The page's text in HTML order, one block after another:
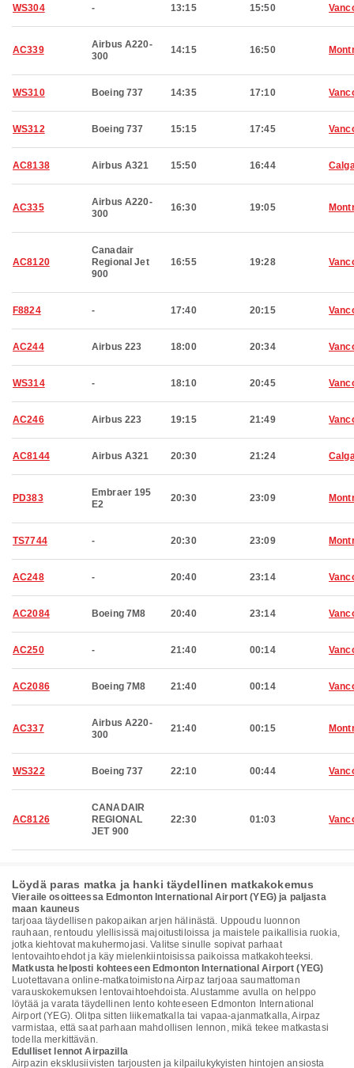
WS304 - 13:15 15:50
AC339
Airbus A220-
300
14:15 16:50
WS310 Boeing 737 14:35 17:10
WS312 Boeing 737 15:15 17:45
AC8138 Airbus A321 15:50 16:44
AC335
Airbus A220-
300
16:30 19:05
AC8120
Canadair
Regional Jet
900
16:55 19:28
F8824 - 17:40 20:15
AC244 Airbus 223 18:00 20:34
WS314 - 18:10 20:45
AC246 Airbus 223 19:15 21:49
AC8144 Airbus A321 20:30 21:24
PD383
Embraer 195
E2
20:30 23:09
TS7744 - 20:30 23:09
AC248 - 20:40 23:14
AC2084 Boeing 7M8 20:40 23:14
AC250 - 21:40 00:14
AC2086 Boeing 7M8 21:40 00:14
AC337
Airbus A220-
300
21:40 00:15
WS322 Boeing 737 22:10 00:44
AC8126
CANADAIR
REGIONAL
JET 900
22:30 01:03
Löydä paras matka ja hanki täydellinen matkakokemus
Vieraile osoitteessa Edmonton International Airport (YEG) ja paljasta
maan kauneus
tarjoaa täydellisen pakopaikan arjen hälinästä. Uppoudu luonnon
rauhaan, rentoudu ylellisissä majoitustiloissa ja maistele paikallisia ruokia,
jotka kiehtovat makuhermojasi. Valitse sinulle sopivat parhaat
lentovaihtoehdot ja käy mielenkiintoisissa paikoissa matkakohteeksi.
Matkusta helposti kohteeseen Edmonton International Airport (YEG)
Luotettavana online-matkatoimistona Airpaz tarjoaa saumattoman
varauskokemuksen lentovaihtoehdoista. Alustamme avulla on helppo
löytää ja varata täydellinen lento kohteeseen Edmonton International
Airport (YEG). Olitpa sitten liikematkalla tai vapaa-ajanmatkalla, Airpaz
varmistaa, että saat parhaan mahdollisen lennon, mikä tekee matkastasi
todella merkittävän.
Edulliset lennot Airpazilla
Airpazin eksklusiivisten tarjousten ja kilpailukykyisten hintojen ansiosta